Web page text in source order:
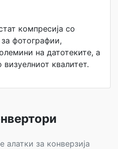
компресија со
фотографии,
на датотеките, а
квалитет.
алатки за конверзија